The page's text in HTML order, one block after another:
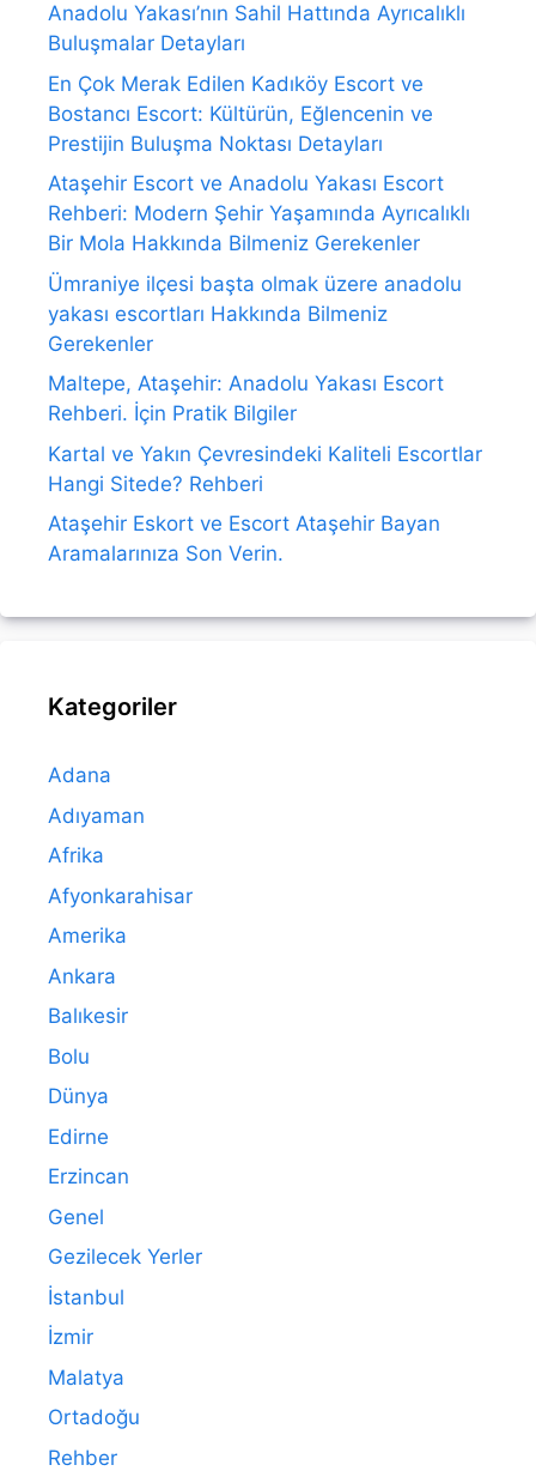
Anadolu Yakası’nın Sahil Hattında Ayrıcalıklı
Buluşmalar Detayları
En Çok Merak Edilen Kadıköy Escort ve
Bostancı Escort: Kültürün, Eğlencenin ve
Prestijin Buluşma Noktası Detayları
Ataşehir Escort ve Anadolu Yakası Escort
Rehberi: Modern Şehir Yaşamında Ayrıcalıklı
Bir Mola Hakkında Bilmeniz Gerekenler
Ümraniye ilçesi başta olmak üzere anadolu
yakası escortları Hakkında Bilmeniz
Gerekenler
Maltepe, Ataşehir: Anadolu Yakası Escort
Rehberi. İçin Pratik Bilgiler
Kartal ve Yakın Çevresindeki Kaliteli Escortlar
Hangi Sitede? Rehberi
Ataşehir Eskort ve Escort Ataşehir Bayan
Aramalarınıza Son Verin.
Kategoriler
Adana
Adıyaman
Afrika
Afyonkarahisar
Amerika
Ankara
Balıkesir
Bolu
Dünya
Edirne
Erzincan
Genel
Gezilecek Yerler
İstanbul
İzmir
Malatya
Ortadoğu
Rehber